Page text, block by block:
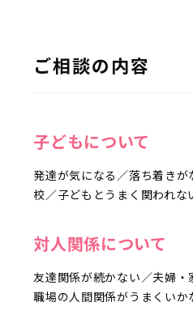
ご相談の内容
子どもについて
発達が気になる／落ち着き
校／子どもとうまく関われな
対人関係について
友達関係が続かない／夫婦
職場の人間関係がうまくいか